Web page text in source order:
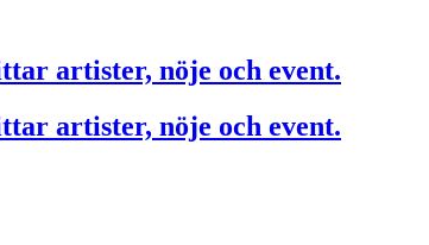
artister, nöje och event.
artister, nöje och event.